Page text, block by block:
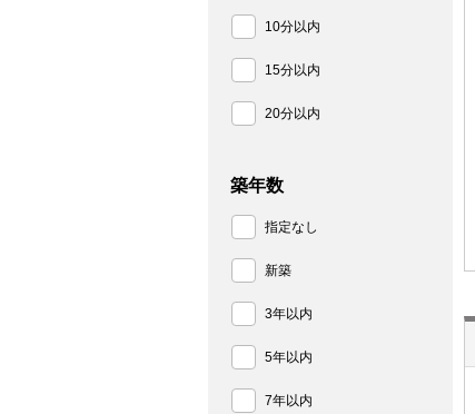
10分以内
15分以内
20分以内
築年数
指定なし
新築
3年以内
5年以内
7年以内